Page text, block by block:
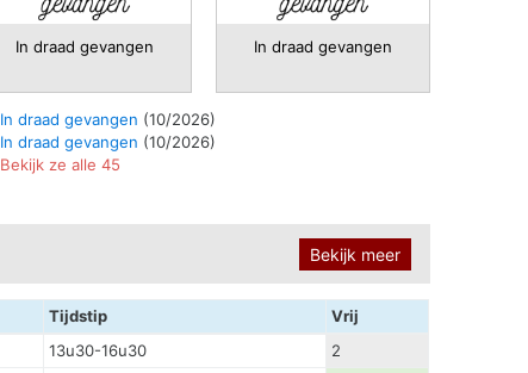
In draad gevangen In draad gevangen
In draad gevangen (10/2026)
In draad gevangen (10/2026)
Bekijk ze alle 45
Bekijk meer
Tijdstip
Vrij
13u30-16u30
2